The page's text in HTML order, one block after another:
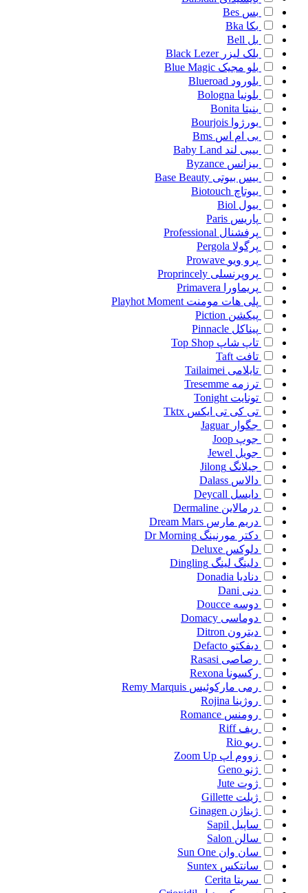
بس Bes
بکا Bka
بل Bell
بلک لیزر Black Lezer
بلو مجیک Blue Magic
بلورود Blueroad
بلونیا Bologna
بنیتا Bonita
بورژوا Bourjois
بی ام اس Bms
بیبی لند Baby Land
بیزانس Byzance
بیس بیوتی Base Beauty
بیوتاچ Biotouch
بیول Biol
پاریس Paris
پرفشنال Professional
پرگولا Pergola
پرو ویو Prowave
پروپرنسلی Proprincely
پریماورا
Primavera
پلی هات مومنت Playhot Moment
پیکشن Piction
پیناکل Pinnacle
تاپ شاپ Top Shop
تافت Taft
تایلامی Tailaimei
ترزمه Tresemme
تونایت Tonight
تی کی تی ایکس Tktx
جگوار Jaguar
جوپ Joop
جویل Jewel
جیلانگ Jilong
دالاس Dalass
دایسل Deycall
درمالاین Dermaline
دریم مارس Dream Mars
دکتر مورنینگ Dr Morning
دلوکس Deluxe
دلینگ لینگ Dingling
دنادیا Donadia
دنی Dani
دوسه Doucce
دوماسی Domacy
دیترون Ditron
دیفکتو Defacto
رصاصی Rasasi
رکسونا Rexona
رمی مارکوئیس Remy Marquis
روژینا Rojina
رومنس Romance
ریف Riff
ریو Rio
زووم اپ Zoom Up
ژنو Geno
ژوت Jute
ژیلت Gillette
ژیناژن Ginagen
ساپیل Sapil
سالن Salon
سان وان Sun One
سانتکس Suntex
سریتا Cerita